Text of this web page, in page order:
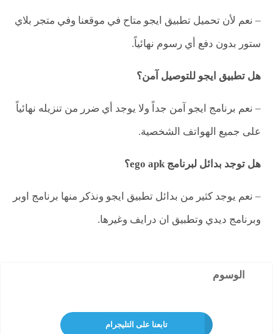
– نعم لأن تحميل تطبيق ايجو متاح في موقعنا وفي متجر بلاي
ستور بدون دفع أي رسوم نهائياً.
هل تطبيق ايجو للتوصيل آمن؟
– نعم برنامج ايجو آمن جداً ولا يوجد أي ضرر من تنزيله نهائياً
على جميع الهواتف الشخصية.
هل توجد بدائل لبرنامج ego apk؟
– نعم يوجد كثير من بدائل تطبيق ايجو ونذكر منها برنامج اوبر
وبرنامج ديدي وتطبيق ان درايف وغيرها.
الوسوم
تابعنا على التليجرام